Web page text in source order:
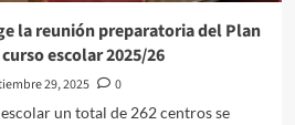
la reunión preparatoria del Plan
escolar 2025/26
29, 2025
0
un total de 262 centros se